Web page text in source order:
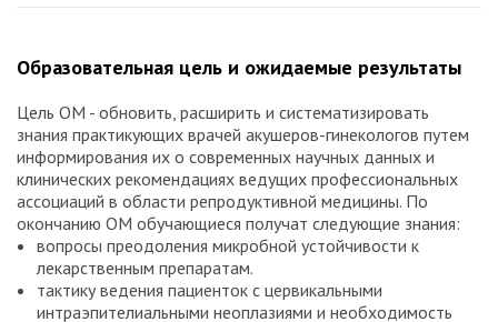
Образовательная цель и ожидаемые результаты
Цель ОМ - обновить, расширить и систематизировать
знания практикующих врачей акушеров-гинекологов путем
информирования их о современных научных данных и
клинических рекомендациях ведущих профессиональных
ассоциаций в области репродуктивной медицины. По
окончанию ОМ обучающиеся получат следующие знания:
вопросы преодоления микробной устойчивости к
лекарственным препаратам.
тактику ведения пациенток с цервикальными
интраэпителиальными неоплазиями и необходимость